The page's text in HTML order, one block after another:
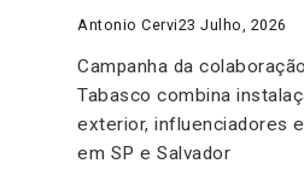
Antonio Cervi23 Julho, 2026
Campanha da
Tabasco combina
exterior, influenciadores
em SP e Salvador